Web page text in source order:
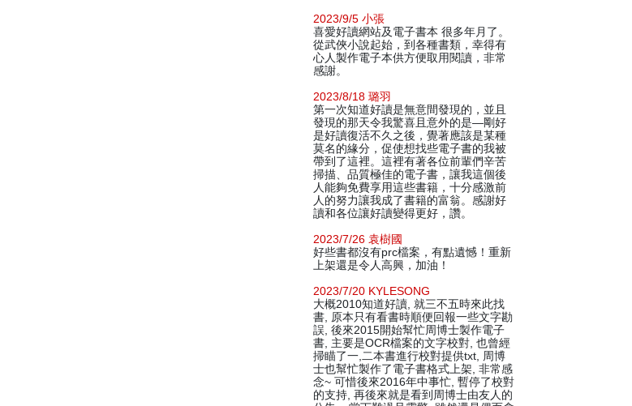
2023/9/5 小張
喜愛好讀網站及電子書本 很多年月了。
從武俠小說起始，到各種書類，幸得有
心人製作電子本供方便取用閱讀，非常
感謝。
2023/8/18 璐羽
第一次知道好讀是無意間發現的，並且
發現的那天令我驚喜且意外的是—剛好
是好讀復活不久之後，覺著應該是某種
莫名的緣分，促使想找些電子書的我被
帶到了這裡。這裡有著各位前輩們辛苦
掃描、品質極佳的電子書，讓我這個後
人能夠免費享用這些書籍，十分感激前
人的努力讓我成了書籍的富翁。感謝好
讀和各位讓好讀變得更好，讚。
2023/7/26 袁樹國
好些書都沒有prc檔案，有點遺憾！重新
上架還是令人高興，加油！
2023/7/20 KYLESONG
大概2010知道好讀, 就三不五時來此找
書, 原本只有看書時順便回報一些文字勘
誤, 後來2015開始幫忙周博士製作電子
書, 主要是OCR檔案的文字校對, 也曾經
掃瞄了一,二本書進行校對提供txt, 周博
士也幫忙製作了電子書格式上架, 非常感
念~ 可惜後來2016年中事忙, 暫停了校對
的支持, 再後來就是看到周博士由友人的